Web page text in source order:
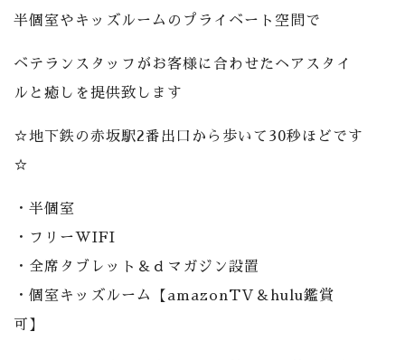
半個室やキッズルームのプライベート空間で
ベテランスタッフがお客様に合わせたヘアスタイ
ルと癒しを提供致します
☆地下鉄の赤坂駅2番出口から歩いて30秒ほどです
☆
・半個室
・フリーWIFI
・全席タブレット＆ｄマガジン設置
・個室キッズルーム【amazonTV＆hulu鑑賞
可】